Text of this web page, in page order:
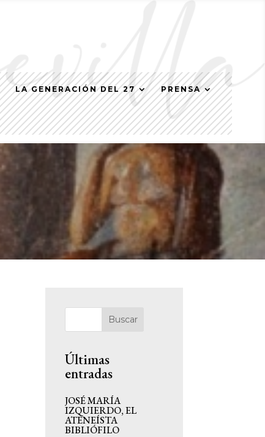
LA GENERACIÓN DEL 27
PRENSA
Buscar
Últimas
entradas
JOSÉ MARÍA
IZQUIERDO, EL
ATENEÍSTA
BIBLIÓFILO